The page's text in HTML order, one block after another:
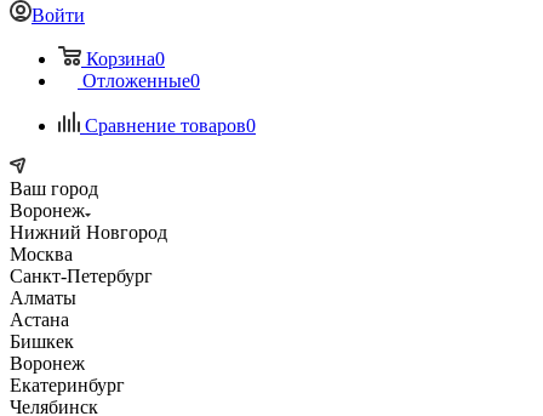
Войти
Корзина0
Отложенные0
Сравнение товаров0
Ваш город
Воронеж
Нижний Новгород
Москва
Санкт-Петербург
Алматы
Астана
Бишкек
Воронеж
Екатеринбург
Челябинск